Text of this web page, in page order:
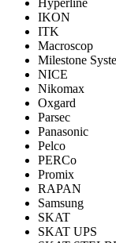
Hyperline
IKON
ITK
Macroscop
Milestone
NICE
Nikomax
Oxgard
Parsec
Panasonic
Pelco
PERCo
Promix
RAPAN
Samsung
SKAT
SKAT UPS